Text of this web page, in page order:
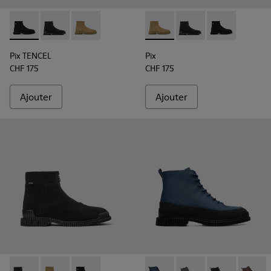
Pix TENCEL - K300262-009 - Bottes noires à zip pour
Pix TENCEL - K300262-017 - Bottes mi-hautes en
Pix TENCEL - K300262-014 - Bottines beiges
Pix TENCEL
CHF 175
Ajouter
Pix - K300262-014 -
Pix - K300262-017 -
Pix -
Pix
CHF 175
Ajouter